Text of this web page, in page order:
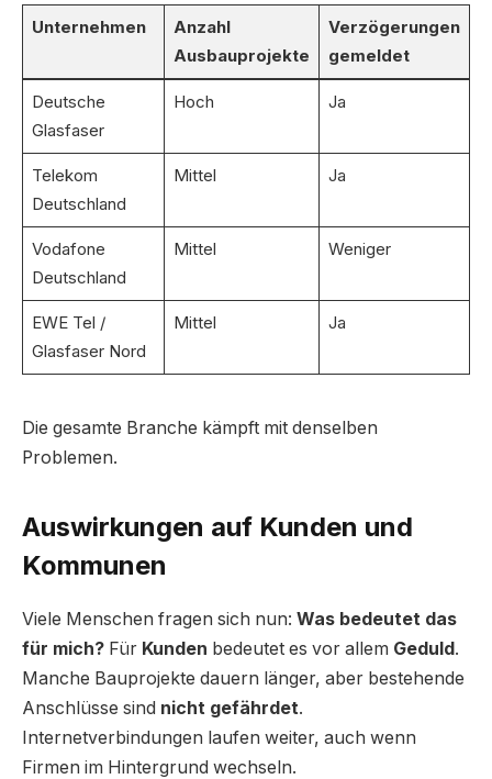
Unternehmen
Anzahl
Ausbauprojekte
Verzögerungen
gemeldet
Deutsche
Glasfaser
Hoch Ja
Telekom
Deutschland
Mittel Ja
Vodafone
Deutschland
Mittel Weniger
EWE Tel /
Glasfaser Nord
Mittel Ja
Die gesamte Branche kämpft mit denselben
Problemen.
Auswirkungen auf Kunden und
Kommunen
Viele Menschen fragen sich nun: Was bedeutet das
für mich? Für Kunden bedeutet es vor allem Geduld.
Manche Bauprojekte dauern länger, aber bestehende
Anschlüsse sind nicht gefährdet.
Internetverbindungen laufen weiter, auch wenn
Firmen im Hintergrund wechseln.